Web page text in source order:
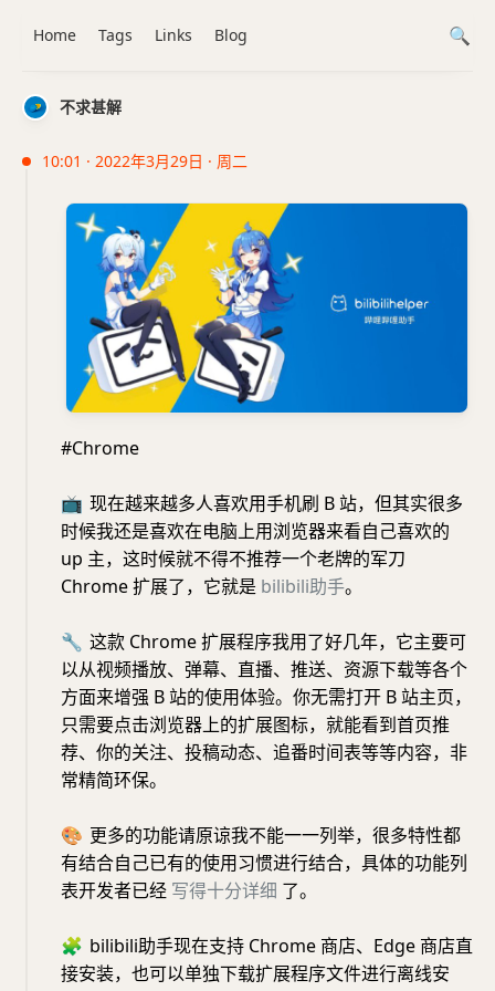
不求甚解
10:01 · 2022年3月29日 · 周二
#Chrome
📺 现在越来越多人喜欢用手机刷 B 站，但其实很多
时候我还是喜欢在电脑上用浏览器来看自己喜欢的
up 主，这时候就不得不推荐一个老牌的军刀
Chrome 扩展了，它就是 bilibili助手。
🔧 这款 Chrome 扩展程序我用了好几年，它主要可
以从视频播放、弹幕、直播、推送、资源下载等各个
方面来增强 B 站的使用体验。你无需打开 B 站主页，
只需要点击浏览器上的扩展图标，就能看到首页推
荐、你的关注、投稿动态、追番时间表等等内容，非
常精简环保。
🎨 更多的功能请原谅我不能一一列举，很多特性都
有结合自己已有的使用习惯进行结合，具体的功能列
表开发者已经 写得十分详细 了。
🧩 bilibili助手现在支持 Chrome 商店、Edge 商店直
接安装，也可以单独下载扩展程序文件进行离线安
Home Tags Links Blog